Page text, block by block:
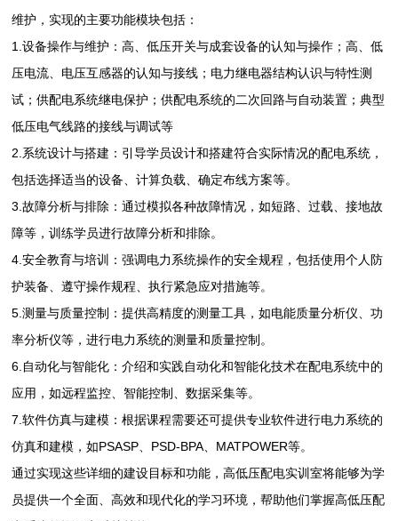
维护，实现的主要功能模块包括：
1.设备操作与维护：高、低压开关与成套设备的认知与操作；高、低
压电流、电压互感器的认知与接线；电力继电器结构认识与特性测
试；供配电系统继电保护；供配电系统的二次回路与自动装置；典型
低压电气线路的接线与调试等
2.系统设计与搭建：引导学员设计和搭建符合实际情况的配电系统，
包括选择适当的设备、计算负载、确定布线方案等。
3.故障分析与排除：通过模拟各种故障情况，如短路、过载、接地故
障等，训练学员进行故障分析和排除。
4.安全教育与培训：强调电力系统操作的安全规程，包括使用个人防
护装备、遵守操作规程、执行紧急应对措施等。
5.测量与质量控制：提供高精度的测量工具，如电能质量分析仪、功
率分析仪等，进行电力系统的测量和质量控制。
6.自动化与智能化：介绍和实践自动化和智能化技术在配电系统中的
应用，如远程监控、智能控制、数据采集等。
7.软件仿真与建模：根据课程需要还可提供专业软件进行电力系统的
仿真和建模，如PSASP、PSD-BPA、MATPOWER等。
通过实现这些详细的建设目标和功能，高低压配电实训室将能够为学
员提供一个全面、高效和现代化的学习环境，帮助他们掌握高低压配